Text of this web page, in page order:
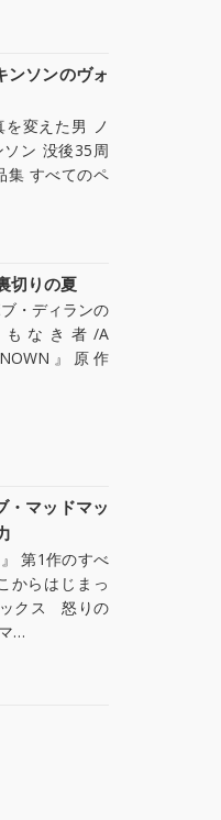
ンソンのヴォ
変えた男 ノ
ン 没後35周
集 すべてのペ
切りの夏
・ディランの
なき者/A
』原作
・マッドマッ
第1作のすべ
からはじまっ
クス 怒りの
…